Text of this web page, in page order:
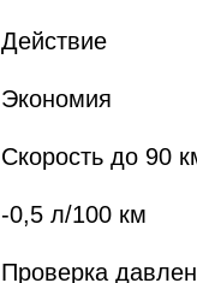
Действие
Экономия
Скорость до 90
-0,5 л/100 км
Проверка